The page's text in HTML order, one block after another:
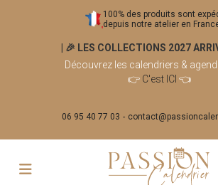
100% des produits sont
depuis notre atelier en
| 🎉 LES COLLECTIONS 2027
Découvrez les calendriers &
👉 C'est ICI 👈
06 95 40 77 03